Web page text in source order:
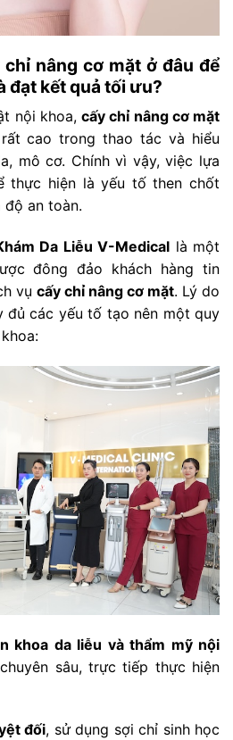
nâng cơ mặt ở đâu để
đạt kết quả tối ưu?
nội khoa, cấy chỉ nâng cơ mặt
cao trong thao tác và hiểu
mô cơ. Chính vì vậy, việc lựa
thực hiện là yếu tố then chốt
độ an toàn.
Da Liễu V-Medical là một
đông đảo khách hàng tin
vụ cấy chỉ nâng cơ mặt. Lý do
đủ các yếu tố tạo nên một quy
khoa da liễu và thẩm mỹ nội
sâu, trực tiếp thực hiện
đối, sử dụng sợi chỉ sinh học